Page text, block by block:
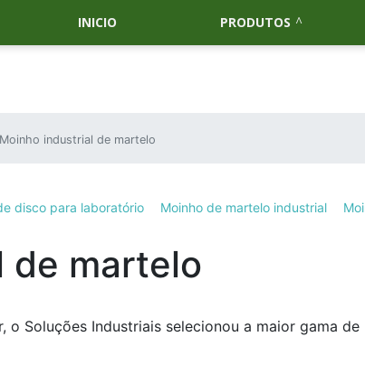
INICIO PRODUTOS
Moinho industrial de martelo
disco para laboratório Moinho de martelo industrial
de martelo
Soluções Industriais selecionou a maior gama de